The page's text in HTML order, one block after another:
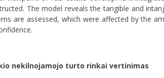
The model reveals the tangible and
are assessed, which were affected by the
nekilnojamojo turto rinkai vertinimas